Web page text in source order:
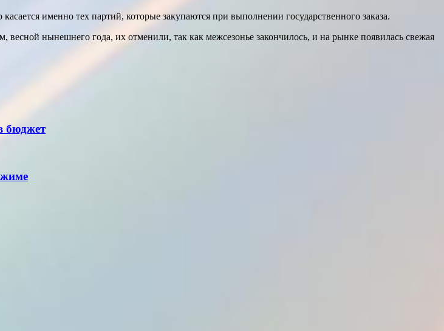
именно тех партий, которые закупаются при выполнении государственного заказа.
нынешнего года, их отменили, так как межсезонье закончилось, и на рынке появилась свежая
бюджет